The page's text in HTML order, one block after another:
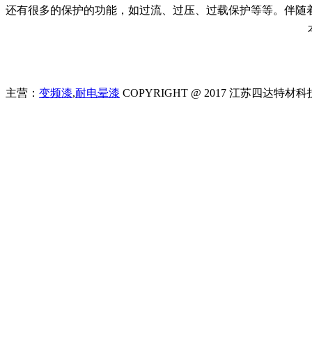
还有很多的保护的功能，如过流、过压、过载保护等等。伴
主营： 变频漆,耐电晕漆 COPYRIGHT @ 2017 江苏四达特材